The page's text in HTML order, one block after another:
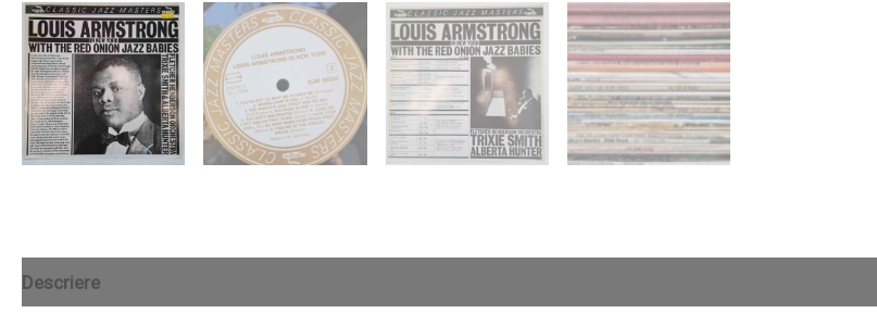
Descriere